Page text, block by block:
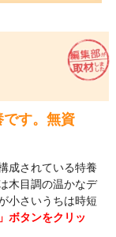
す。無資
成されている特養
木目調の温かなデ
小さいうちは時短
ボタンをクリッ